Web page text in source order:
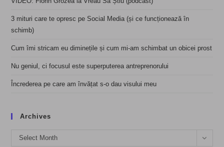
3 mituri care te opresc pe Social Media (și ce funcționează în
schimb)
Cum îmi stricam eu diminețile și cum mi-am schimbat un obicei prost
Nu geniul, ci focusul este superputerea antreprenorului
Încrederea pe care am învățat s-o dau visului meu
Archives
Archives
Select Month